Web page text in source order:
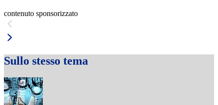
contenuto sponsorizzato
Sullo stesso tema